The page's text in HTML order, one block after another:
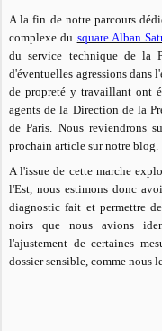
A la fin de notre parcours
complexe du square Alban
du service technique de la
d'éventuelles agressions dans
de propreté y travaillant ont
agents de la Direction de la
de Paris. Nous reviendrons
prochain article sur notre blog.
A l'issue de cette marche
l'Est, nous estimons donc
diagnostic fait et permettre
noirs que nous avions
l'ajustement de certaines
dossier sensible, comme nous